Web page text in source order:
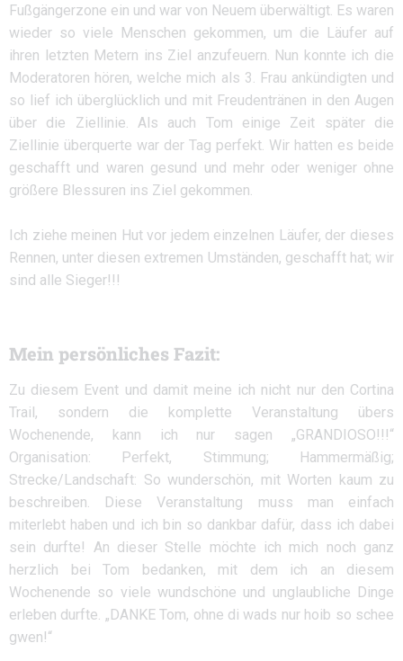
Fußgängerzone ein und war von Neuem überwältigt. Es waren
wieder so viele Menschen gekommen, um die Läufer auf
ihren letzten Metern ins Ziel anzufeuern. Nun konnte ich die
Moderatoren hören, welche mich als 3. Frau ankündigten und
so lief ich überglücklich und mit Freudentränen in den Augen
über die Ziellinie. Als auch Tom einige Zeit später die
Ziellinie überquerte war der Tag perfekt. Wir hatten es beide
geschafft und waren gesund und mehr oder weniger ohne
größere Blessuren ins Ziel gekommen.
Ich ziehe meinen Hut vor jedem einzelnen Läufer, der dieses
Rennen, unter diesen extremen Umständen, geschafft hat; wir
sind alle Sieger!!!
Mein persönliches Fazit:
Zu diesem Event und damit meine ich nicht nur den Cortina
Trail, sondern die komplette Veranstaltung übers
Wochenende, kann ich nur sagen „GRANDIOSO!!!“
Organisation: Perfekt, Stimmung; Hammermäßig;
Strecke/Landschaft: So wunderschön, mit Worten kaum zu
beschreiben. Diese Veranstaltung muss man einfach
miterlebt haben und ich bin so dankbar dafür, dass ich dabei
sein durfte! An dieser Stelle möchte ich mich noch ganz
herzlich bei Tom bedanken, mit dem ich an diesem
Wochenende so viele wundschöne und unglaubliche Dinge
erleben durfte. „DANKE Tom, ohne di wads nur hoib so schee
gwen!“